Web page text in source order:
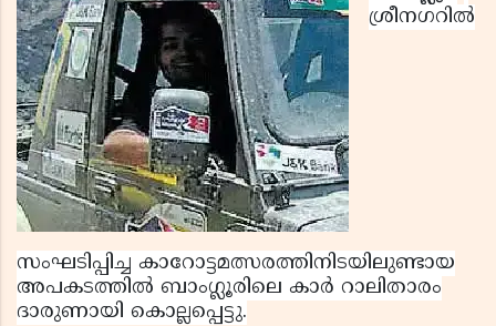
ശ്രീനഗറില്‍
സംഘടിപ്പിച്ച കാറോട്ടമത്സരത്തിനിടയിലുണ്ടായ
അപകടത്തില്‍ ബാംഗ്ലൂരിലെ കാര്‍ റാലിതാരം
ദാരുണായി കൊല്ലപ്പെട്ടു.